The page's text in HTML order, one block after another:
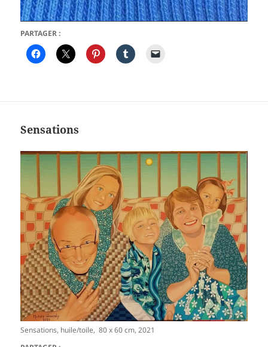
PARTAGER :
Sensations
Sensations, huile/toile, 80 x 60 cm, 2021